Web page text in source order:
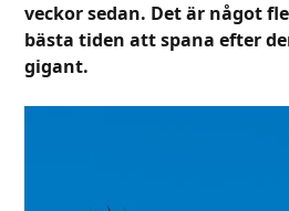
veckor sedan. Det är något
bästa tiden att spana efter
gigant.